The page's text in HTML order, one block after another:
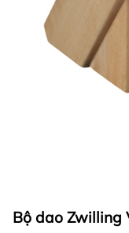
Bộ dao Zwilling